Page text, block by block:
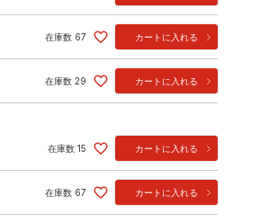
在庫数 67 カートに入れる
在庫数 29 カートに入れる
在庫数 15 カートに入れる
在庫数 67 カートに入れる